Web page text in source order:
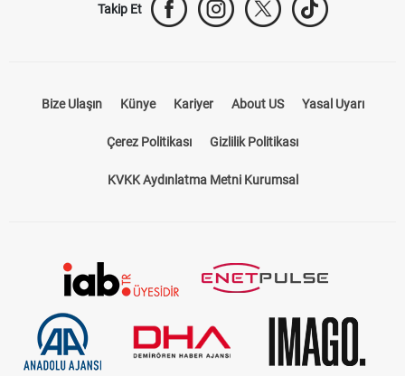
Takip Et
Bize Ulaşın Künye Kariyer About US Yasal Uyarı
Çerez Politikası Gizlilik Politikası
KVKK Aydınlatma Metni Kurumsal